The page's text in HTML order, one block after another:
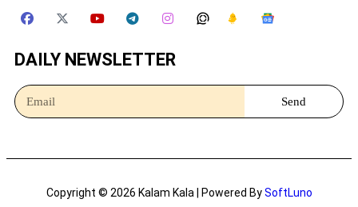
DAILY NEWSLETTER
Send
Copyright © 2026 Kalam Kala | Powered BySoftLuno